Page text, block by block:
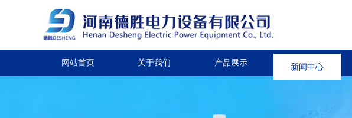
网站首页 关于我们 产品展示 新闻中心